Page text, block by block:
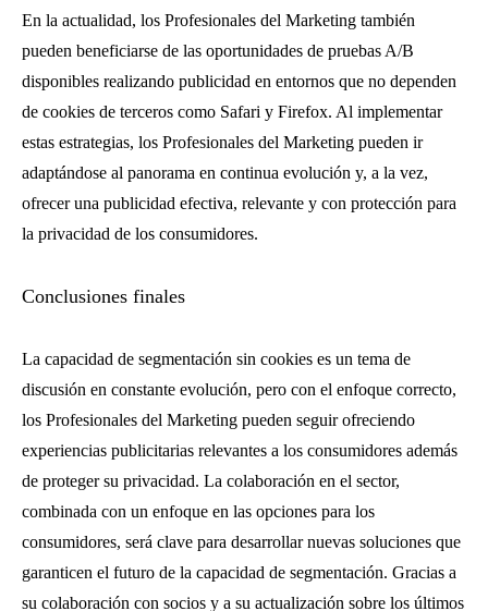
En la actualidad, los Profesionales del Marketing también
pueden beneficiarse de las oportunidades de pruebas A/B
disponibles realizando publicidad en entornos que no dependen
de cookies de terceros como Safari y Firefox. Al implementar
estas estrategias, los Profesionales del Marketing pueden ir
adaptándose al panorama en continua evolución y, a la vez,
ofrecer una publicidad efectiva, relevante y con protección para
la privacidad de los consumidores.
Conclusiones finales
La capacidad de segmentación sin cookies es un tema de
discusión en constante evolución, pero con el enfoque correcto,
los Profesionales del Marketing pueden seguir ofreciendo
experiencias publicitarias relevantes a los consumidores además
de proteger su privacidad. La colaboración en el sector,
combinada con un enfoque en las opciones para los
consumidores, será clave para desarrollar nuevas soluciones que
garanticen el futuro de la capacidad de segmentación. Gracias a
su colaboración con socios y a su actualización sobre los últimos